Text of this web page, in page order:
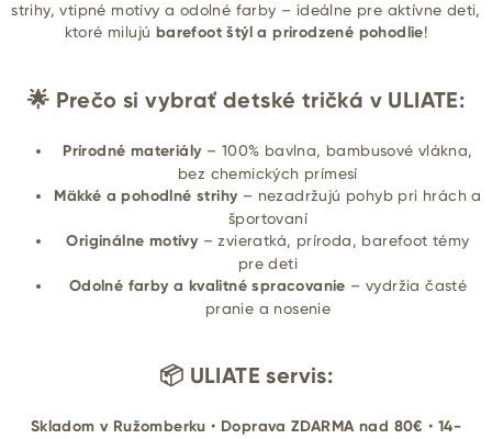
strihy, vtipné motívy a odolné farby – ideálne pre aktívne deti,
ktoré milujú barefoot štýl a prirodzené pohodlie!
🌟 Prečo si vybrať detské tričká v ULIATE:
Prírodné materiály – 100% bavlna, bambusové vlákna,
bez chemických prímesí
Mäkké a pohodlné strihy – nezadržujú pohyb pri hrách a
športovaní
Originálne motívy – zvieratká, príroda, barefoot témy
pre deti
Odolné farby a kvalitné spracovanie – vydržia časté
pranie a nosenie
📦 ULIATE servis:
Skladom v Ružomberku • Doprava ZDARMA nad 80€ • 14-